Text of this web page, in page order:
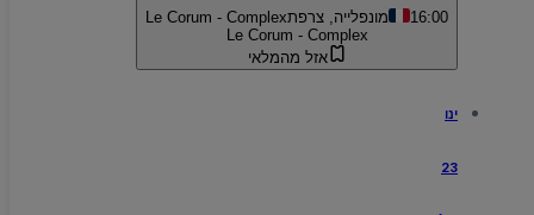
16:00 מונפלייה, צרפתLe Corum - Complex
Le Corum - Complex
אזל מהמלאי
23